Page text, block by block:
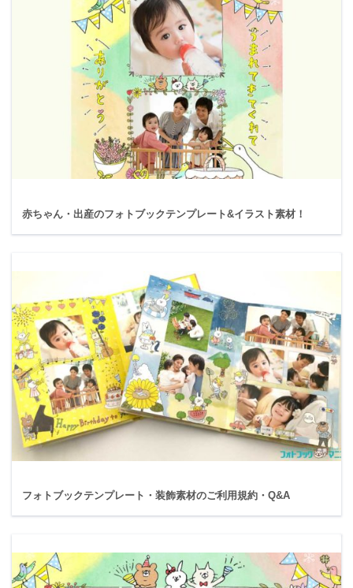
赤ちゃん・出産のフォトブックテンプレート&イラスト素材！
フォトブックテンプレート・装飾素材のご利用規約・Q&A